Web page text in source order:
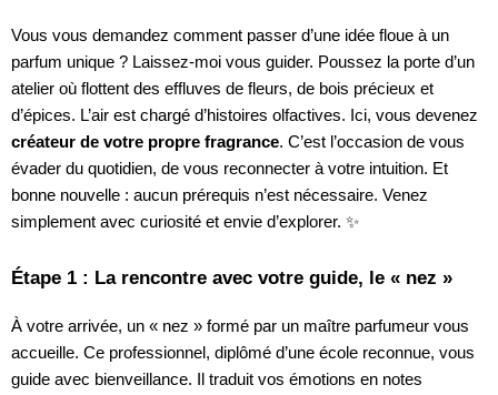
Vous vous demandez comment passer d’une idée floue à un
parfum unique ? Laissez-moi vous guider. Poussez la porte d’un
atelier où flottent des effluves de fleurs, de bois précieux et
d’épices. L’air est chargé d’histoires olfactives. Ici, vous devenez
créateur de votre propre fragrance. C’est l’occasion de vous
évader du quotidien, de vous reconnecter à votre intuition. Et
bonne nouvelle : aucun prérequis n’est nécessaire. Venez
simplement avec curiosité et envie d’explorer. ✨
Étape 1 : La rencontre avec votre guide, le « nez »
À votre arrivée, un « nez » formé par un maître parfumeur vous
accueille. Ce professionnel, diplômé d’une école reconnue, vous
guide avec bienveillance. Il traduit vos émotions en notes